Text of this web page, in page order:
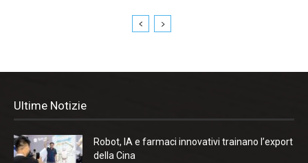
Ultime Notizie
Robot, IA e farmaci innovativi trainano l’export
della Cina